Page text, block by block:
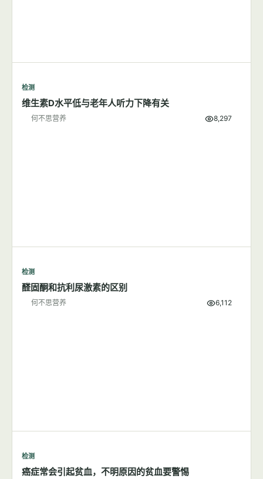
检测
维生素D水平低与老年人听力下降有关
何不思营养 8,297
检测
醛固酮和抗利尿激素的区别
何不思营养 6,112
检测
癌症常会引起贫血，不明原因的贫血要警惕